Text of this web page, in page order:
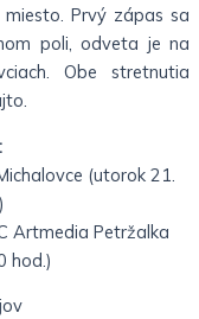
Prvý zápas sa
poli, odveta je na
Obe stretnutia
(utorok 21.
Artmedia Petržalka
hod.)